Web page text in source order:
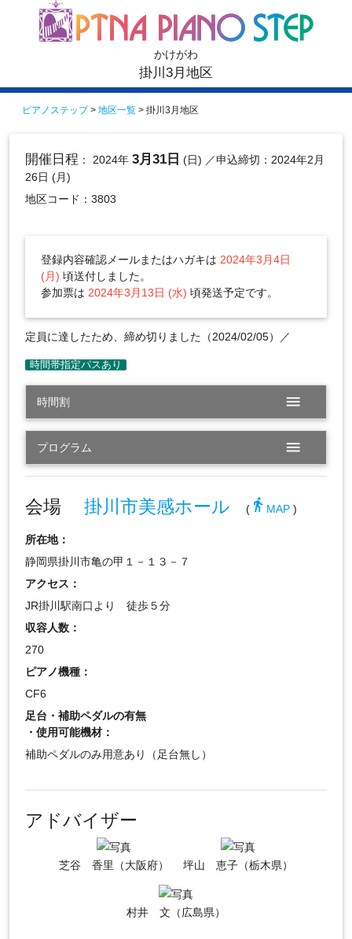
かけがわ
掛川3月地区
ピアノステップ> 地区一覧 > 掛川3月地区
開催日程 ： 2024年 3月31日 (日) ／申込締切：2024年2月
26日 (月)
地区コード：3803
登録内容確認メールまたはハガキは 2024年3月4日
(月) 頃送付しました。
参加票は 2024年3月13日 (水) 頃発送予定です。
定員に達したため、締め切りました（2024/02/05）／
時間割 menu
プログラム menu
会場 掛川市美感ホール (directions_walk MAP)
所在地：
静岡県掛川市亀の甲１－１３－７
アクセス：
JR掛川駅南口より 徒歩５分
収容人数：
270
ピアノ機種：
CF6
足台・補助ペダルの有無
・使用可能機材：
補助ペダルのみ用意あり（足台無し）
アドバイザー
芝谷 香里（大阪府） 坪山 恵子（栃木県）
村井 文（広島県）